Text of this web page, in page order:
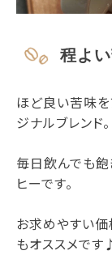
程よ
ほど良い苦味を
ジナルブレンド。
毎日飲んでも飽
ヒーです。
お求めやすい価
もオススメです